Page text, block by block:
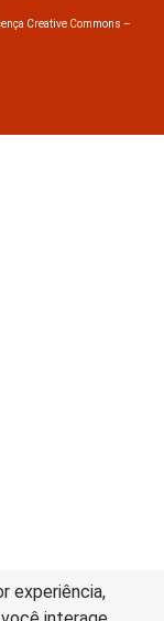
experiência,
Creative Commons –